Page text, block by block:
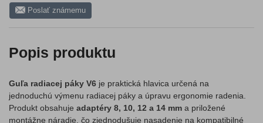
Poslať známemu
Popis produktu
Guľa radiacej páky V6 je praktická hlavica určená na
jednoduchú výmenu radiacej páky a úpravu ergonomie radenia.
Produkt obsahuje adaptéry 8, 10, 12 a 14 mm a priložené
montážne náradie, čo zjednodušuje nasadenie na kompatibilné